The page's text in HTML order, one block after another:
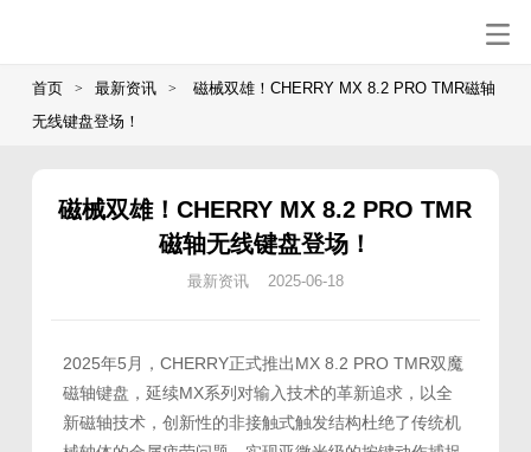
首页 > 最新资讯 >
磁械双雄！CHERRY MX 8.2 PRO TMR磁轴
无线键盘登场！
磁械双雄！CHERRY MX 8.2 PRO TMR
磁轴无线键盘登场！
最新资讯 2025-06-18
2025年5月，CHERRY正式推出MX 8.2 PRO TMR双魔
磁轴键盘，延续MX系列对输入技术的革新追求，以全
新磁轴技术，创新性的非接触式触发结构杜绝了传统机